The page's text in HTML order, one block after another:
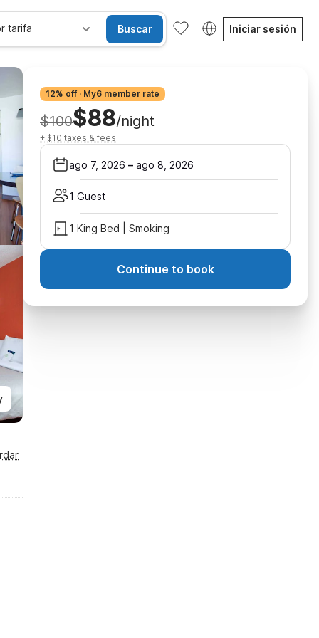
tarifa Buscar Iniciar sesión
12% off · My6 member rate
$100$88/night
+ $10 taxes & fees
ago 7, 2026 – ago 8, 2026
1 Guest
1 King Bed | Smoking
Continue to book